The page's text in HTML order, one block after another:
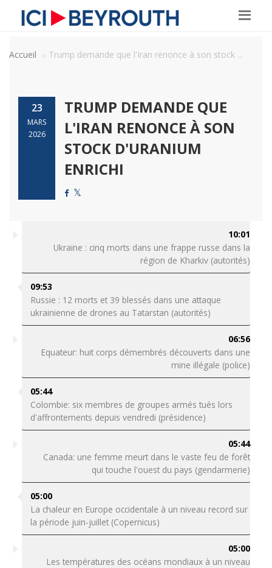
Accueil Trump demande que l'Iran renonce à son stock ...
23
MARS
2026
TRUMP DEMANDE QUE
L'IRAN RENONCE À SON
STOCK D'URANIUM
ENRICHI
10:01
Ukraine : cinq morts dans une frappe russe dans la
région de Kharkiv (autorités)
09:53
Russie : 12 morts et 39 blessés dans une attaque
ukrainienne de drones au Tatarstan (autorités)
06:56
Equateur: huit corps démembrés découverts dans une
mine illégale (police)
05:44
Colombie: six membres de groupes armés tués lors
d'affrontements depuis vendredi (présidence)
05:44
Canada: une femme meurt dans le vaste feu de forêt
qui touche l'ouest du pays (gendarmerie)
05:00
La chaleur en Europe occidentale à un niveau record sur
la période juin-juillet (Copernicus)
05:00
Les températures des océans mondiaux à un niveau